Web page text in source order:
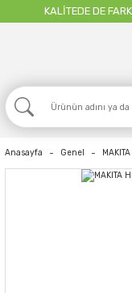
KALİTEDE DE
Anasayfa Genel